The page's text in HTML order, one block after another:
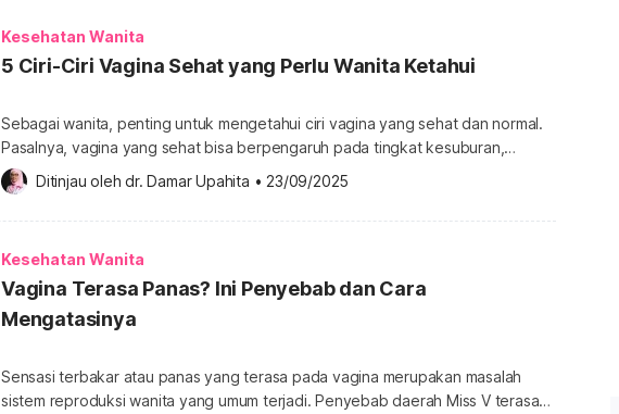
Kesehatan Wanita
5 Ciri-Ciri Vagina Sehat yang Perlu Wanita Ketahui
Sebagai wanita, penting untuk mengetahui ciri vagina yang sehat dan normal.
Pasalnya, vagina yang sehat bisa berpengaruh pada tingkat kesuburan,
kemampuan seksual, sampai orgasme. Berikut beberapa ciri vagina sehat dan
normal yang perlu wanita pahami. Ciri vagina sehat dan normal Vagina adalah
sebuah bukaan kecil di bawah uretra dan klitoris wanita. Untuk penjelasan
Ditinjau oleh dr. Damar Upahita • 23/09/2025
Kesehatan Wanita
Vagina Terasa Panas? Ini Penyebab dan Cara
Mengatasinya
Sensasi terbakar atau panas yang terasa pada vagina merupakan masalah
sistem reproduksi wanita yang umum terjadi. Penyebab daerah Miss V terasa